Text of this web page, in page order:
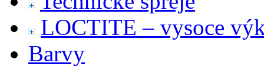
LOCTITE – vysoce
Barvy